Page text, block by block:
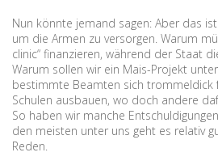
Nun könnte jemand sagen: Aber das
um die Armen zu versorgen. Warum
clinic“ finanzieren, während der Staat
Warum sollen wir ein Mais-Projekt
bestimmte Beamten sich trommeldick
Schulen ausbauen, wo doch andere
So haben wir manche
den meisten unter uns geht es relativ
Reden.